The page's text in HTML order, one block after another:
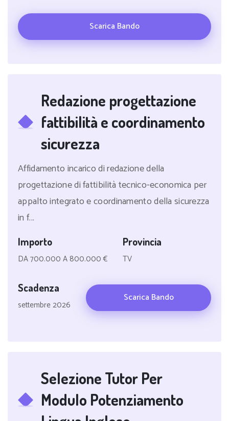
Scarica Bando
Redazione progettazione
fattibilità e coordinamento
sicurezza
Affidamento incarico di redazione della
progettazione di fattibilità tecnico-economica per
appalto integrato e coordinamento della sicurezza
in f...
Importo
DA 700.000 A 800.000 €
Provincia
TV
Scadenza
settembre 2026
Scarica Bando
Selezione Tutor Per
Modulo Potenziamento